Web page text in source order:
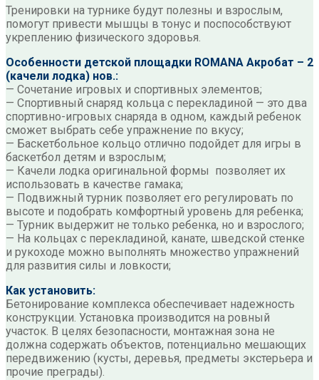
Тренировки на турнике будут полезны и взрослым,
помогут привести мышцы в тонус и поспособствуют
укреплению физического здоровья.
Особенности детской площадки ROMANA Акробат – 2
(качели лодка) нов.:
— Сочетание игровых и спортивных элементов;
— Спортивный снаряд кольца с перекладиной — это два
спортивно-игровых снаряда в одном, каждый ребенок
сможет выбрать себе упражнение по вкусу;
— Баскетбольное кольцо отлично подойдет для игры в
баскетбол детям и взрослым;
— Качели лодка оригинальной формы позволяет их
использовать в качестве гамака;
— Подвижный турник позволяет его регулировать по
высоте и подобрать комфортный уровень для ребенка;
— Турник выдержит не только ребенка, но и взрослого;
— На кольцах с перекладиной, канате, шведской стенке
и рукоходе можно выполнять множество упражнений
для развития силы и ловкости;
Как установить:
Бетонирование комплекса обеспечивает надежность
конструкции. Установка производится на ровный
участок. В целях безопасности, монтажная зона не
должна содержать объектов, потенциально мешающих
передвижению (кусты, деревья, предметы экстерьера и
прочие преграды).